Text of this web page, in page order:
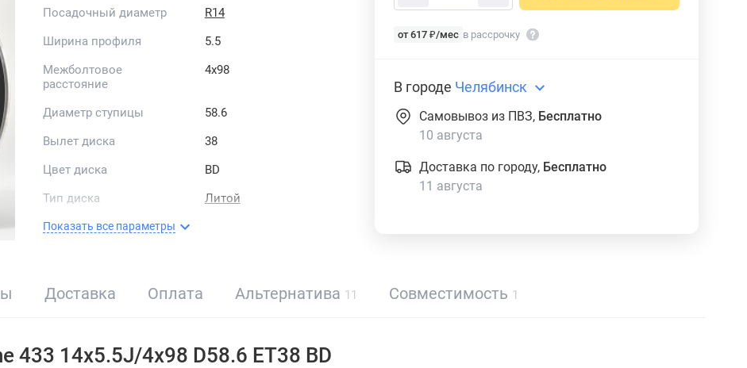
Посадочный диаметр
R14
Ширина профиля
5.5
Межболтовое
расстояние
4x98
Диаметр ступицы
58.6
Вылет диска
38
Цвет диска
BD
Тип диска
Литой
Показать все параметры
от 617 ₽/мес в рассрочку
В городе Челябинск
Самовывоз из ПВЗ, Бесплатно
10 августа
Доставка по городу, Бесплатно
11 августа
Доставка Оплата Альтернатива 11 Совместимость 1
433 14x5.5J/4x98 D58.6 ET38 BD